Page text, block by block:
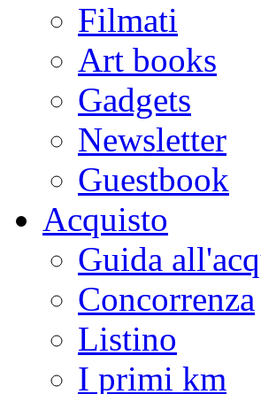
Filmati
Art books
Gadgets
Newsletter
Guestbook
Acquisto
Guida
Concorrenza
Listino
I primi km